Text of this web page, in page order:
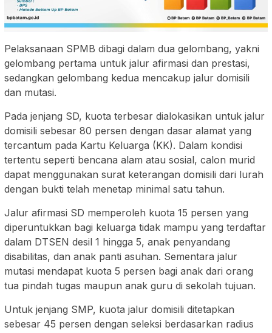
Pelaksanaan SPMB dibagi dalam dua gelombang, yakni
gelombang pertama untuk jalur afirmasi dan prestasi,
sedangkan gelombang kedua mencakup jalur domisili
dan mutasi.
Pada jenjang SD, kuota terbesar dialokasikan untuk jalur
domisili sebesar 80 persen dengan dasar alamat yang
tercantum pada Kartu Keluarga (KK). Dalam kondisi
tertentu seperti bencana alam atau sosial, calon murid
dapat menggunakan surat keterangan domisili dari lurah
dengan bukti telah menetap minimal satu tahun.
Jalur afirmasi SD memperoleh kuota 15 persen yang
diperuntukkan bagi keluarga tidak mampu yang terdaftar
dalam DTSEN desil 1 hingga 5, anak penyandang
disabilitas, dan anak panti asuhan. Sementara jalur
mutasi mendapat kuota 5 persen bagi anak dari orang
tua pindah tugas maupun anak guru di sekolah tujuan.
Untuk jenjang SMP, kuota jalur domisili ditetapkan
sebesar 45 persen dengan seleksi berdasarkan radius